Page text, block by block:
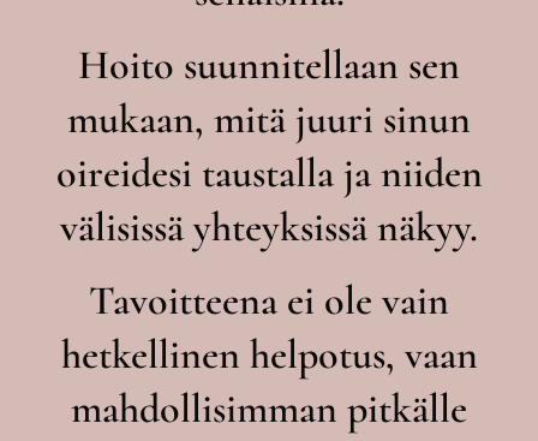
Hoito suunnitellaan sen
mukaan, mitä juuri sinun
oireidesi taustalla ja niiden
välisissä yhteyksissä näkyy.
Tavoitteena ei ole vain
hetkellinen helpotus, vaan
mahdollisimman pitkälle